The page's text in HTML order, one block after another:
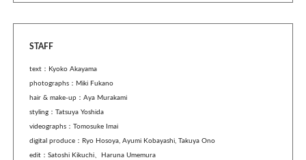
STAFF
text：Kyoko Akayama
photographs：Miki Fukano
hair & make-up：Aya Murakami
styling：Tatsuya Yoshida
videographs：Tomosuke Imai
digital produce：Ryo Hosoya, Ayumi Kobayashi, Takuya Ono
edit：Satoshi Kikuchi、Haruna Umemura